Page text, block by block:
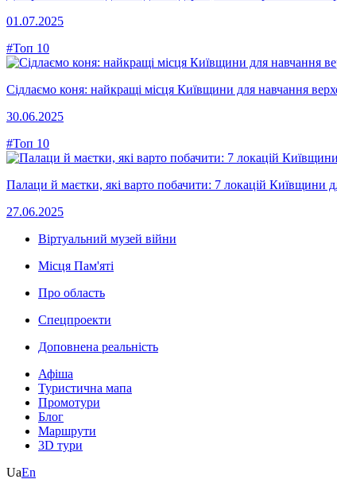
01.07.2025
#Топ 10
Сідлаємо коня: найкращі місця Київщини для навчання
30.06.2025
#Топ 10
Палаци й маєтки, які варто побачити: 7 локацій Київщини
27.06.2025
Віртуальний музей війни
Місця Пам'яті
Про область
Спецпроекти
Доповнена реальність
Афіша
Туристична мапа
Промотури
Блог
Маршрути
3D тури
UaEn